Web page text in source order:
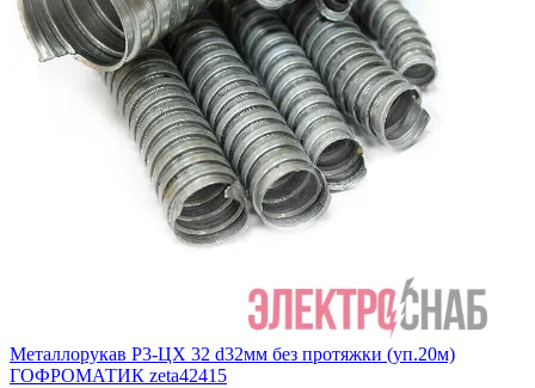
Металлорукав Р3-ЦХ 32 d32мм без протяжки (уп.20м)
ГОФРОМАТИК zeta42415